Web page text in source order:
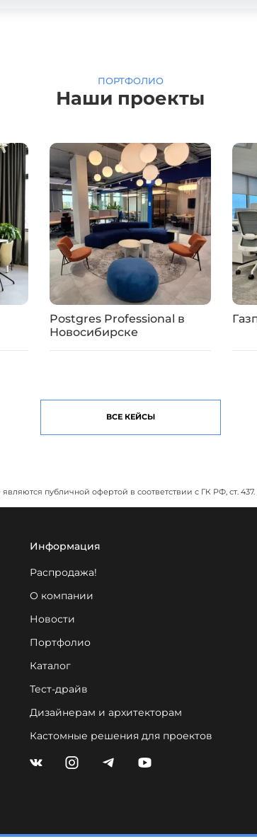
ПОРТФОЛИО
Наши проекты
Postgres Professional в
Новосибирске
ВСЕ КЕЙСЫ
публичной офертой в соответствии с ГК РФ, ст.
Информация
Распродажа!
О компании
Новости
Портфолио
Каталог
Тест-драйв
Дизайнерам и архитекторам
Кастомные решения для проектов